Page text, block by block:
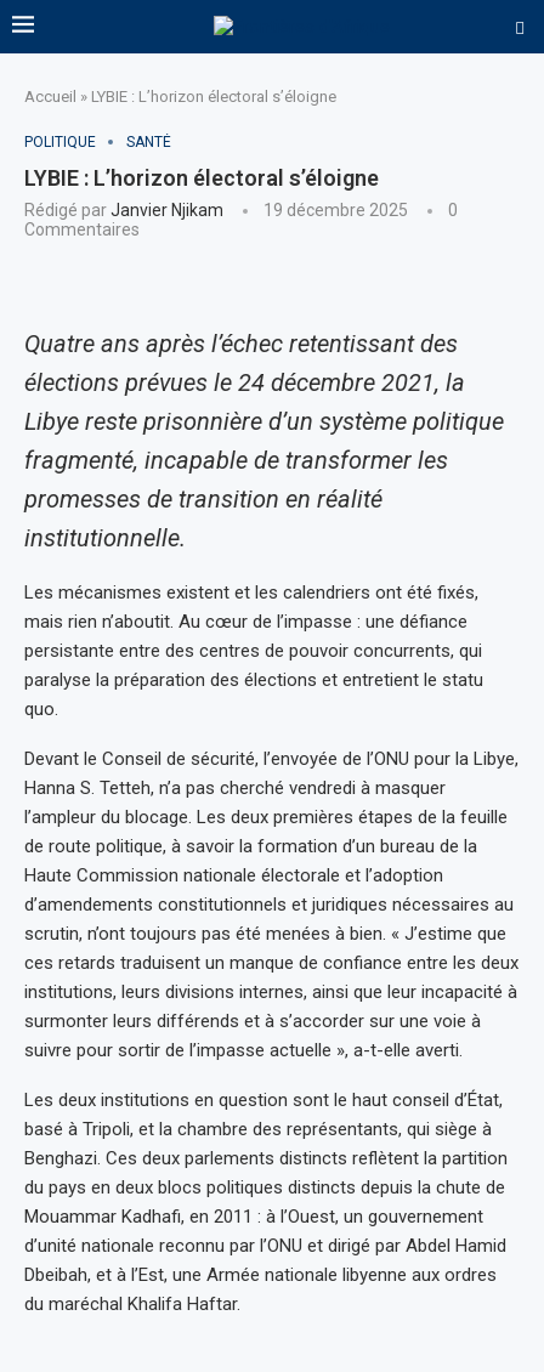
Accueil » LYBIE : L’horizon électoral s’éloigne
POLITIQUE SANTÉ
LYBIE : L’horizon électoral s’éloigne
Rédigé parJanvier Njikam 19 décembre 2025
0
Commentaires
Quatre ans après l’échec retentissant des
élections prévues le 24 décembre 2021, la
Libye reste prisonnière d’un système politique
fragmenté, incapable de transformer les
promesses de transition en réalité
institutionnelle.
Les mécanismes existent et les calendriers ont été fixés,
mais rien n’aboutit. Au cœur de l’impasse : une défiance
persistante entre des centres de pouvoir concurrents, qui
paralyse la préparation des élections et entretient le statu
quo.
Devant le Conseil de sécurité, l’envoyée de l’ONU pour la Libye,
Hanna S. Tetteh, n’a pas cherché vendredi à masquer
l’ampleur du blocage. Les deux premières étapes de la feuille
de route politique, à savoir la formation d’un bureau de la
Haute Commission nationale électorale et l’adoption
d’amendements constitutionnels et juridiques nécessaires au
scrutin, n’ont toujours pas été menées à bien. « J’estime que
ces retards traduisent un manque de confiance entre les deux
institutions, leurs divisions internes, ainsi que leur incapacité à
surmonter leurs différends et à s’accorder sur une voie à
suivre pour sortir de l’impasse actuelle », a-t-elle averti.
Les deux institutions en question sont le haut conseil d’État,
basé à Tripoli, et la chambre des représentants, qui siège à
Benghazi. Ces deux parlements distincts reflètent la partition
du pays en deux blocs politiques distincts depuis la chute de
Mouammar Kadhafi, en 2011 : à l’Ouest, un gouvernement
d’unité nationale reconnu par l’ONU et dirigé par Abdel Hamid
Dbeibah, et à l’Est, une Armée nationale libyenne aux ordres
du maréchal Khalifa Haftar.